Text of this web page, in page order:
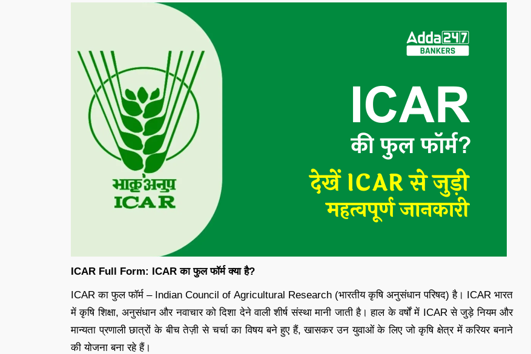
ICAR Full Form: ICAR का फुल फॉर्म क्या है?
ICAR का फुल फॉर्म – Indian Council of Agricultural Research (भारतीय कृषि अनुसंधान परिषद) है। ICAR भारत
में कृषि शिक्षा, अनुसंधान और नवाचार को दिशा देने वाली शीर्ष संस्था मानी जाती है। हाल के वर्षों में ICAR से जुड़े नियम और
मान्यता प्रणाली छात्रों के बीच तेज़ी से चर्चा का विषय बने हुए हैं, खासकर उन युवाओं के लिए जो कृषि क्षेत्र में करियर बनाने
की योजना बना रहे हैं।